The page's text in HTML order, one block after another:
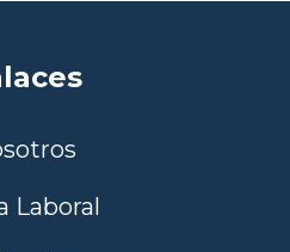
Laboral